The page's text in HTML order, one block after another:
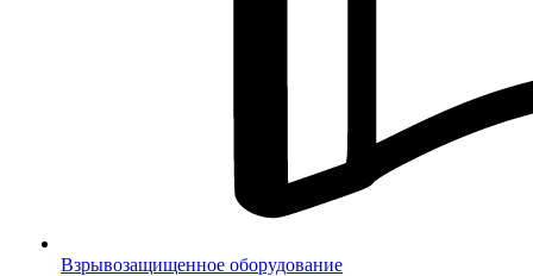
Взрывозащищенное оборудование